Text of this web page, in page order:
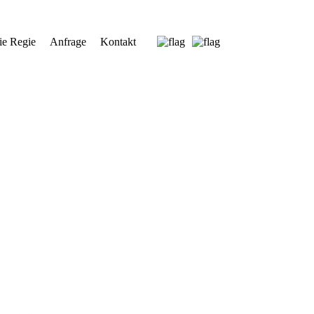
Regie Anfrage Kontakt